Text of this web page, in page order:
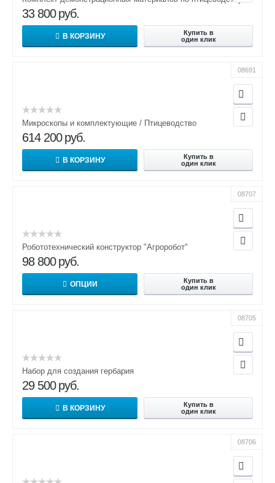
33 800 руб.
В КОРЗИНУ
Купить в
один клик
08691
Микроскопы и комплектующие / Птицеводство
614 200 руб.
В КОРЗИНУ
Купить в
один клик
08707
Робототехнический конструктор "Агроробот"
98 800 руб.
ОПЦИИ
Купить в
один клик
08705
Набор для создания гербария
29 500 руб.
В КОРЗИНУ
Купить в
один клик
08706